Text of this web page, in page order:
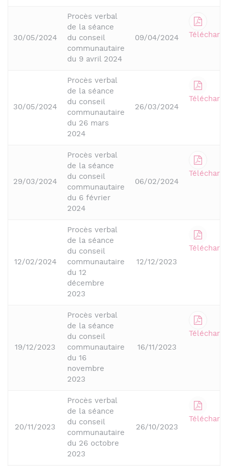
30/05/2024
Procès verbal
de la séance
du conseil
communautaire
du 9 avril 2024
09/04/2024
30/05/2024
Procès verbal
de la séance
du conseil
communautaire
du 26 mars
2024
26/03/2024
29/03/2024
Procès verbal
de la séance
du conseil
communautaire
du 6 février
2024
06/02/2024
12/02/2024
Procès verbal
de la séance
du conseil
communautaire
du 12
décembre
2023
12/12/2023
19/12/2023
Procès verbal
de la séance
du conseil
communautaire
du 16
novembre
2023
16/11/2023
20/11/2023
Procès verbal
de la séance
du conseil
communautaire
du 26 octobre
2023
26/10/2023